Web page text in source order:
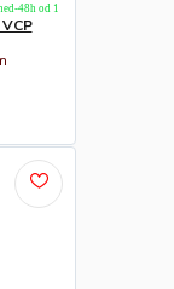
48h od 1